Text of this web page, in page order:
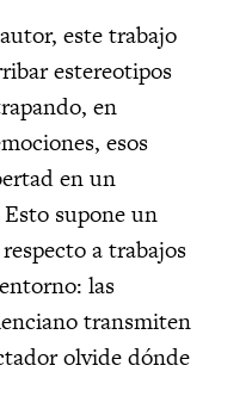
este trabajo
estereotipos
en
esos
en un
supone un
a trabajos
las
transmiten
olvide dónde